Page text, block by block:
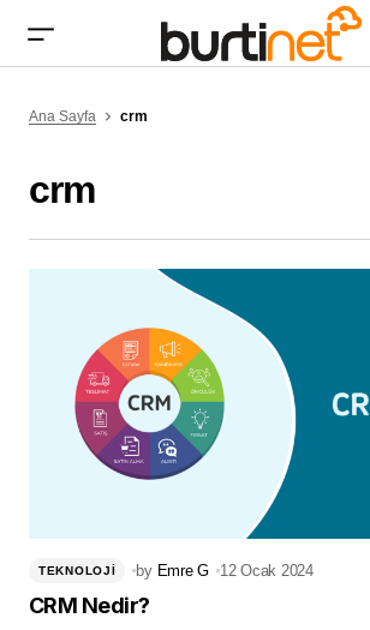
Ana Sayfa crm
crm
TEKNOLOJI by Emre G 12 Ocak 2024
CRM Nedir?